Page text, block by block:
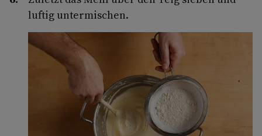
luftig untermischen.